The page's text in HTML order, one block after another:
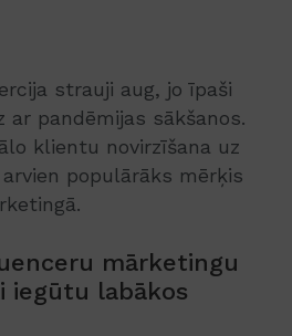
strauji aug, jo īpaši
ar pandēmijas sākšanos.
klientu novirzīšana uz
populārāks mērķis
mārketingu
iegūtu labākos